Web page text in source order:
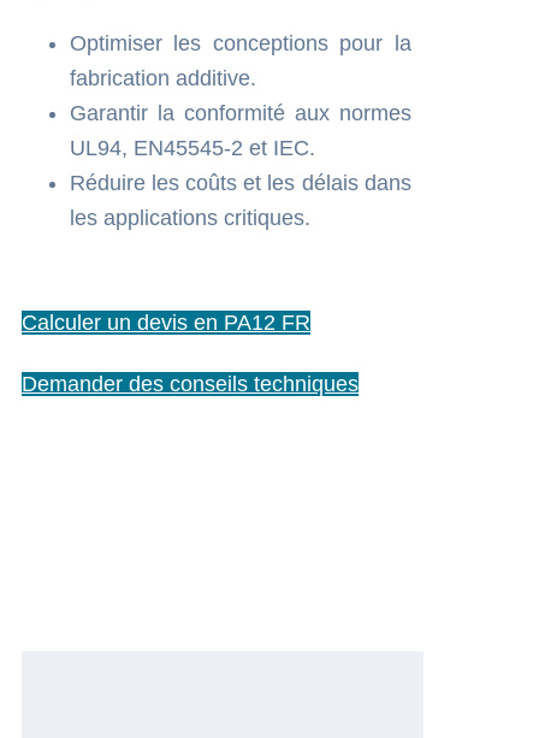
Optimiser les conceptions pour la
fabrication additive.
Garantir la conformité aux normes
UL94, EN45545-2 et IEC.
Réduire les coûts et les délais dans
les applications critiques.
Calculer un devis en PA12 FR
Demander des conseils techniques